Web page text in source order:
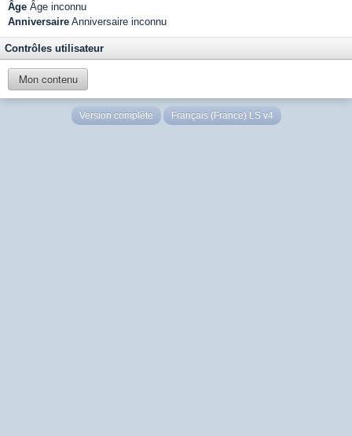
Âge Âge inconnu
Anniversaire Anniversaire inconnu
Contrôles utilisateur
Mon contenu
Version complète Français (France) LS v4